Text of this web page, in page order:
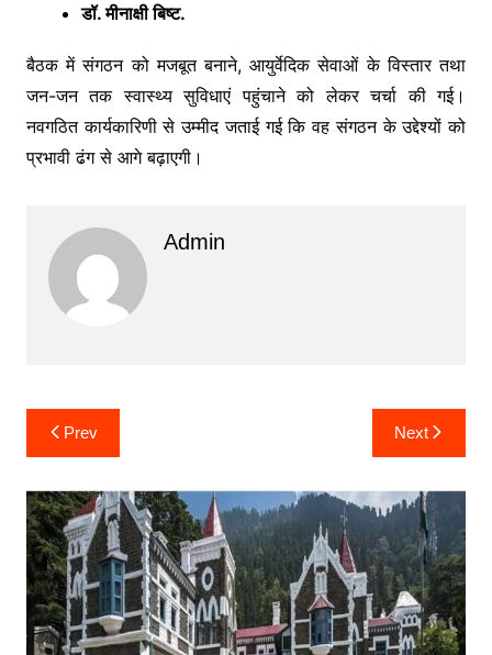
डॉ. मीनाक्षी बिष्ट.
बैठक में संगठन को मजबूत बनाने, आयुर्वेदिक सेवाओं के विस्तार तथा
जन-जन तक स्वास्थ्य सुविधाएं पहुंचाने को लेकर चर्चा की गई।
नवगठित कार्यकारिणी से उम्मीद जताई गई कि वह संगठन के उद्देश्यों को
प्रभावी ढंग से आगे बढ़ाएगी।
Admin
Post
navigation
Prev Next